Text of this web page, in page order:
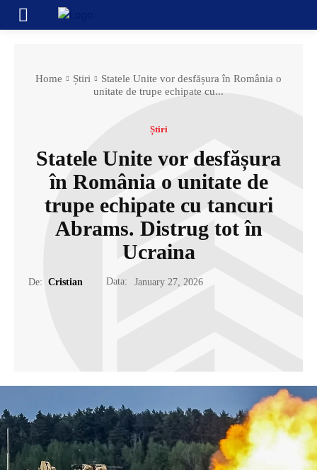
Home Știri
Statele Unite vor desfășura în România o
unitate de trupe echipate cu...
Știri
Statele Unite vor desfășura
în România o unitate de
trupe echipate cu tancuri
Abrams. Distrug tot în
Ucraina
De: Cristian Data: January 27, 2026